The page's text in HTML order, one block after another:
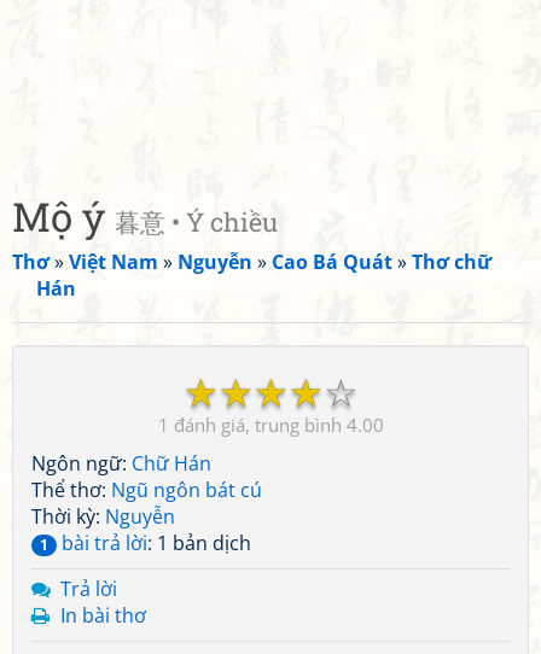
Mộ ý 暮意 • Ý chiều
Thơ»Việt Nam » Nguyễn » Cao Bá Quát»Thơ chữ
Hán
☆
☆
☆
☆
☆
1 4.00
Ngôn ngữ: Chữ Hán
Thể thơ: Ngũ ngôn bát cú
Thời kỳ: Nguyễn
1 bài trả lời: 1 bản dịch
Trả lời
In bài thơ